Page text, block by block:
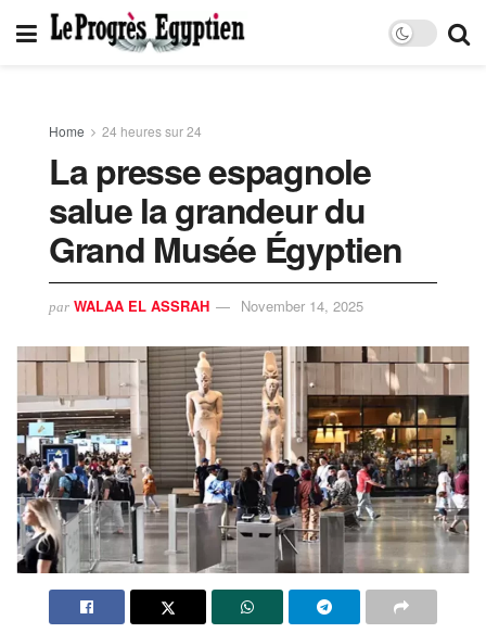
Home 24 heures sur 24
La presse espagnole
salue la grandeur du
Grand Musée Égyptien
par WALAA EL ASSRAH November 14, 2025